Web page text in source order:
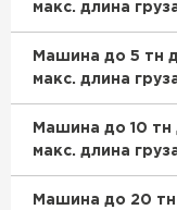
макс. длина
Машина до 5 тн
макс. длина
Машина до 10 тн
макс. длина
Машина до 20